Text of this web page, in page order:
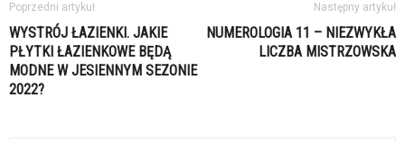
Poprzedni artykuł
WYSTRÓJ ŁAZIENKI. JAKIE
PŁYTKI ŁAZIENKOWE BĘDĄ
MODNE W JESIENNYM SEZONIE
2022?
Następny artykuł
NUMEROLOGIA 11 – NIEZWYKŁA
LICZBA MISTRZOWSKA